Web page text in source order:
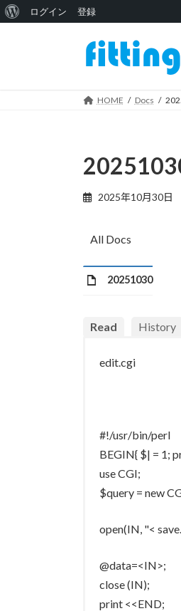
WordPress
ログイン 登録
HOME Docs
2025年10月30日
All Docs
20251030
Read History
edit.cgi
#!/usr/bin/perl
BEGIN{ $| = 1;
use CGI;
$query = new
open(IN, "<
@data=<IN>;
close (IN);
print <<END;